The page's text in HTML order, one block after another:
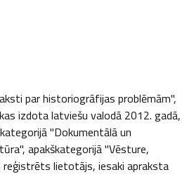
par historiogrāfijas problēmām",
izdota latviešu valodā 2012. gadā,
"Dokumentālā un
apakškategorijā "Vēsture,
reģistrēts lietotājs, iesaki apraksta